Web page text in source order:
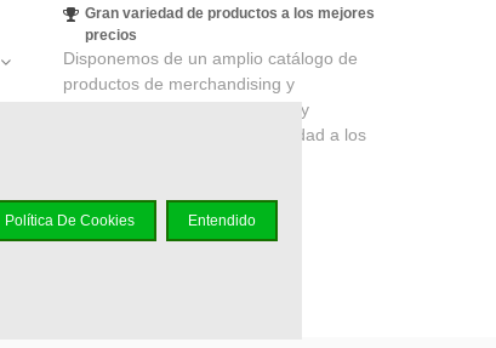
Gran variedad de productos a los mejores
precios
Disponemos de un amplio catálogo de
productos de merchandising y
coleccionismo de cines, series y
videojuegos, productos de calidad a los
Política De Cookies Entendido